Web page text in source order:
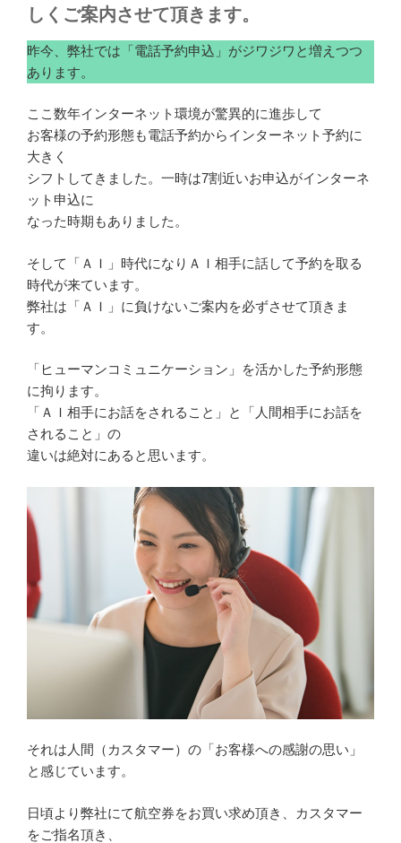
しくご案内させて頂きます。
昨今、弊社では「電話予約申込」がジワジワと増えつつ
あります。
ここ数年インターネット環境が驚異的に進歩して
お客様の予約形態も電話予約からインターネット予約に
大きく
シフトしてきました。一時は7割近いお申込がインターネ
ット申込に
なった時期もありました。
そして「ＡＩ」時代になりＡＩ相手に話して予約を取る
時代が来ています。
弊社は「ＡＩ」に負けないご案内を必ずさせて頂きま
す。
「ヒューマンコミュニケーション」を活かした予約形態
に拘ります。
「ＡＩ相手にお話をされること」と「人間相手にお話を
されること」の
違いは絶対にあると思います。
それは人間（カスタマー）の「お客様への感謝の思い」
と感じています。
日頃より弊社にて航空券をお買い求め頂き、カスタマー
をご指名頂き、